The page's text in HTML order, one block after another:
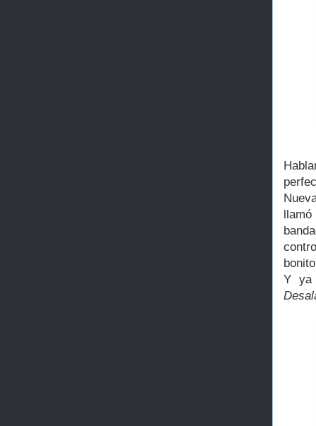
Y ya